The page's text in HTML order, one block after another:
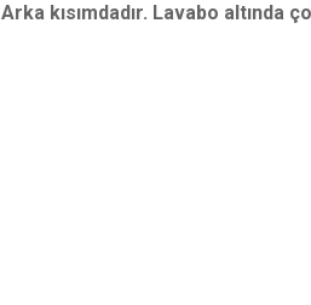
Arka kısımdadır. Lavabo altında